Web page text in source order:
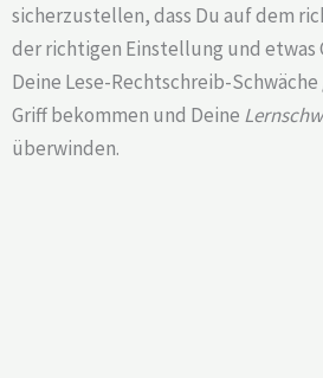
sicherzustellen, dass Du auf dem
der richtigen Einstellung und etwas
Deine Lese-Rechtschreib-
Griff bekommen und Deine
überwinden.